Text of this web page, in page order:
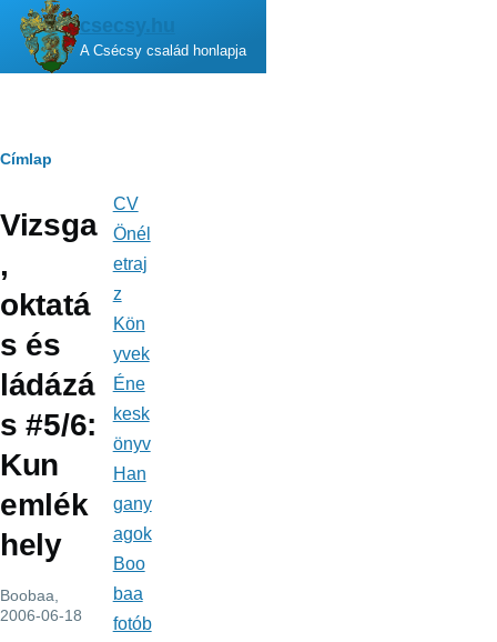
Ugrás a tartalomra
csecsy.hu
A Csécsy család honlapja
Morzsa
Címlap
Vizsga
,
oktatá
s és
ládázá
s #5/6:
Kun
emlék
hely
Boobaa,
2006-06-18
navigáció
CV
Önél
etraj
z
Kön
yvek
Éne
kesk
önyv
Han
gany
agok
Boo
baa
fotób